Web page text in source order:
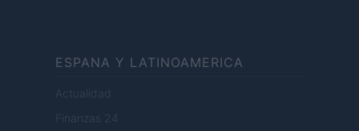
ESPANA Y LATINOAMERICA
Actualidad
Finanzas 24